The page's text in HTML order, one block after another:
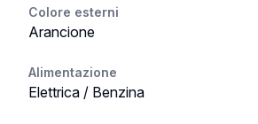
Colore esterni
Arancione
Alimentazione
Elettrica / Benzina